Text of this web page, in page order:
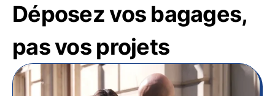
Déposez vos bagages,
pas vos projets